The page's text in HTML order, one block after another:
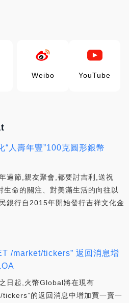
Weibo YouTube
人壽年豐”100克圓形銀幣
過節,親友聚會,都要討吉利,送祝
命的關注、對美滿生活的向往以
銀行自2015年開始發行吉祥文化金
/market/tickers” 返回消息增
日起,火幣Global將在現有
的返回消息中增加買一賣一